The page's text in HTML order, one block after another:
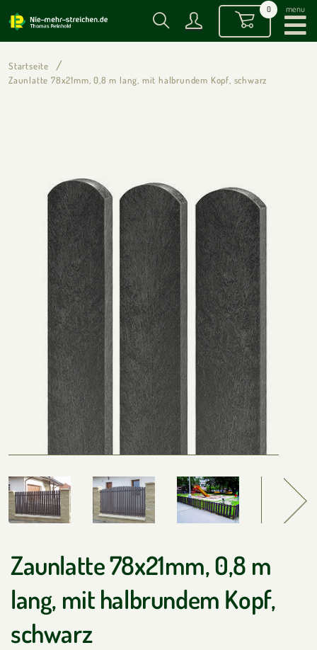
0 menu
Startseite
Zaunlatte 78x21mm, 0,8 m lang, mit halbrundem Kopf, schwarz
Zaunlatte 78x21mm, 0,8 m
lang, mit halbrundem Kopf,
schwarz